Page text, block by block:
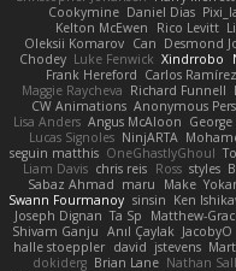
Cookymine Daniel Dias
Kelton McEwen
Rico Levitt
Oleksii Komarov Can Desmond
Chodey Luke Fenwick Xindrrobo
Frank Hereford Carlos Ramírez
Maggie Raycheva Richard Funnell
CW Animations Anonymous
Lisa Anders Angus McAloon
Lucas Signoles NinjARTA
seguin matthis OneGhastlyGhoul
Liam Davis chris reis Ross styles
Sabaz Ahmad maru Make
Swann Fourmanoy sinsin Ken
Joseph Dignan Ta Sp Matthew-
Shivam Ganju Anıl Çaylak JacobyO
halle stoeppler david jstevens
dokiderg Brian Lane Nathan